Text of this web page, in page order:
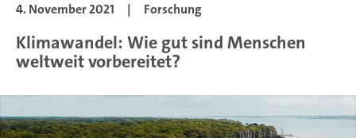
4. November 2021 | Forschung
Klimawandel: Wie gut sind Menschen
weltweit vorbereitet?